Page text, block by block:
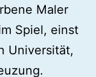
Maler
Spiel, einst
Universität,